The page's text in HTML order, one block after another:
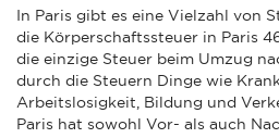
In Paris gibt es eine Vielzahl von
die Körperschaftssteuer in Paris
die einzige Steuer beim Umzug
durch die Steuern Dinge wie
Arbeitslosigkeit, Bildung und
Paris hat sowohl Vor- als auch